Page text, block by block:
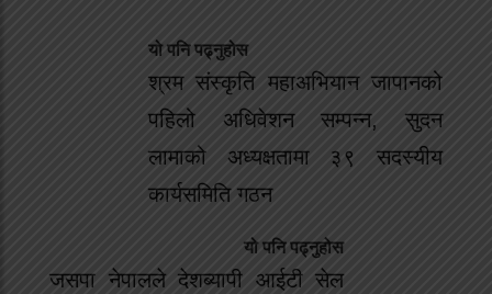
यो पनि पढ्नुहोस
श्रम संस्कृति महाअभियान जापानको
पहिलो अधिवेशन सम्पन्न, सुदन
लामाको अध्यक्षतामा ३९ सदस्यीय
कार्यसमिति गठन
यो पनि पढ्नुहोस
जसपा नेपालले देशब्यापी आईटी सेल